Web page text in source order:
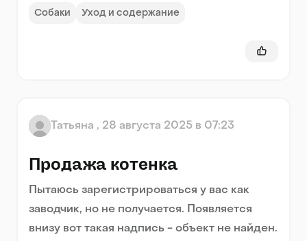
Собаки Уход и содержание
Татьяна , 28 августа 2025 в 07:23
Продажа котенка
Пытаюсь зарегистрироваться у вас как
заводчик, но не получается. Появляется
внизу вот такая надпись - объект не найден.